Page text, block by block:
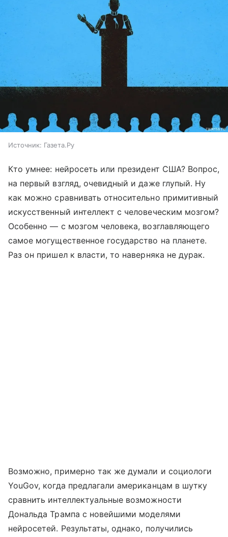
Источник: Газета.Ру
Кто умнее: нейросеть или президент США? Вопрос,
на первый взгляд, очевидный и даже глупый. Ну
как можно сравнивать относительно примитивный
искусственный интеллект с человеческим мозгом?
Особенно — с мозгом человека, возглавляющего
самое могущественное государство на планете.
Раз он пришел к власти, то наверняка не дурак.
Возможно, примерно так же думали и социологи
YouGov, когда предлагали американцам в шутку
сравнить интеллектуальные возможности
Дональда Трампа с новейшими моделями
нейросетей. Результаты, однако, получились